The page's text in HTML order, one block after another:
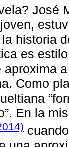
José
historia
es
Como
En la